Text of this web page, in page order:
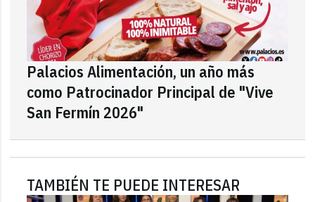
Palacios Alimentación, un año más
como Patrocinador Principal de "Vive
San Fermín 2026"
TAMBIÉN TE PUEDE INTERESAR